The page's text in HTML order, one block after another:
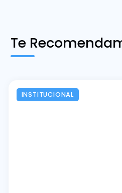
Te
INSTITUCIONAL